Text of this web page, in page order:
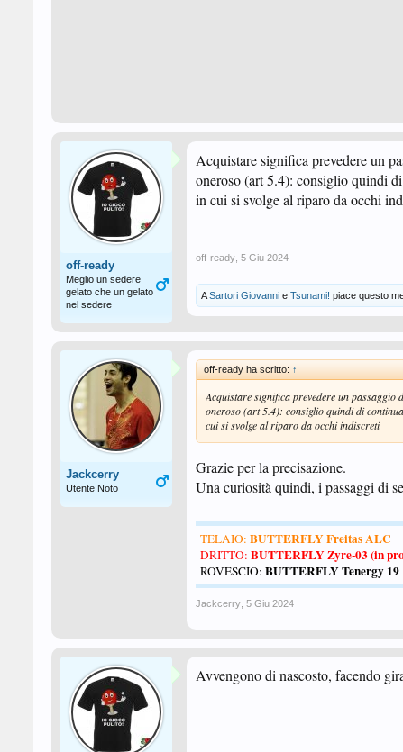
off-ready
Meglio un sedere
gelato che un gelato
nel sedere
Acquistare significa prevedere un
oneroso (art 5.4): consiglio quindi
in cui si svolge al riparo da occhi
off-ready 5 Giu 2024
ASartori Giovanni e Tsunami! piace questo
Jackcerry
Utente Noto
off-ready ha scritto: ↑
Acquistare significa prevedere un passaggio
oneroso (art 5.4): consiglio quindi di
cui si svolge al riparo da occhi indiscreti
Grazie per la precisazione.
Una curiosità quindi, i passaggi di
TELAIO: BUTTERFLY Freitas ALC
DRITTO: BUTTERFLY Zyre-03 (in
ROVESCIO: BUTTERFLY Tenergy 19
Jackcerry 5 Giu 2024
Avvengono di nascosto, facendo